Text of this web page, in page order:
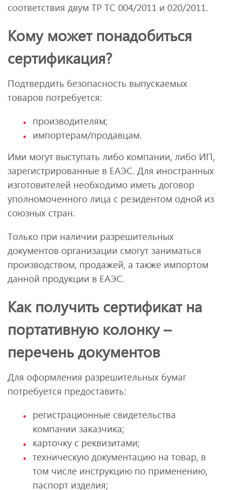
соответствия двум ТР ТС 004/2011 и 020/2011.
Кому может понадобиться
сертификация?
Подтвердить безопасность выпускаемых
товаров потребуется:
производителям;
импортерам/продавцам.
Ими могут выступать либо компании, либо ИП,
зарегистрированные в ЕАЭС. Для иностранных
изготовителей необходимо иметь договор
уполномоченного лица с резидентом одной из
союзных стран.
Только при наличии разрешительных
документов организации смогут заниматься
производством, продажей, а также импортом
данной продукции в ЕАЭС.
Как получить сертификат на
портативную колонку –
перечень документов
Для оформления разрешительных бумаг
потребуется предоставить:
регистрационные свидетельства
компании заказчика;
карточку с реквизитами;
техническую документацию на товар, в
том числе инструкцию по применению,
паспорт изделия;